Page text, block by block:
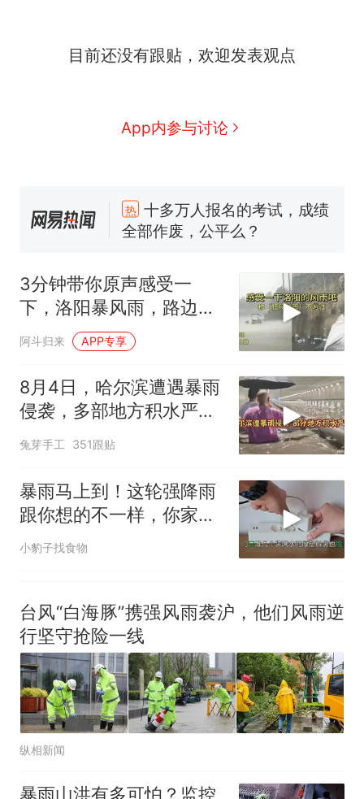
目前还没有跟贴，欢迎发表观点
App内参与讨论
热 十多万人报名的考试，成绩
全部作废，公平么？
家，刚改国名，总统就邀请中
国大使骑行绕了几乎整个国境
线一圈，还曾两次到中国寻根
搬家报价570元，搬到楼下交
5060元才肯搬上楼！女子傻眼
了……
视频丨只要一枚命中就能让航
空调24小时开着反而更省电？
电力部门回应
佛山一中学招聘物理教师，笔
试前13名均遭淘汰？教育局：
核查
全部作废，公平么？
3分钟带你原声感受一
下，洛阳暴风雨，路边大
树被连根拔起
阿斗归来 APP专享
8月4日，哈尔滨遭遇暴雨
侵袭，多部地方积水严
重！
兔芽手工 351跟贴
暴雨马上到！这轮强降雨
跟你想的不一样，你家可
能有隐患
小豹子找食物
台风“白海豚”携强风雨袭沪，他们风雨逆
行坚守抢险一线
纵相新闻
暴雨山洪有多可怕？监控